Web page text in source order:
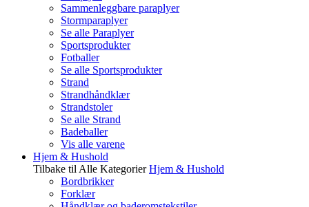
Sammenleggbare paraplyer
Stormparaplyer
Se alle Paraplyer
Sportsprodukter
Fotballer
Se alle Sportsprodukter
Strand
Strandhåndklær
Strandstoler
Se alle Strand
Badeballer
Vis alle varene
Hjem & Hushold
Tilbake til Alle Kategorier Hjem & Hushold
Bordbrikker
Forklær